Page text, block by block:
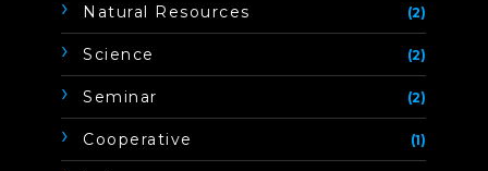
Natural Resources (2)
Science (2)
Seminar (2)
Cooperative (1)